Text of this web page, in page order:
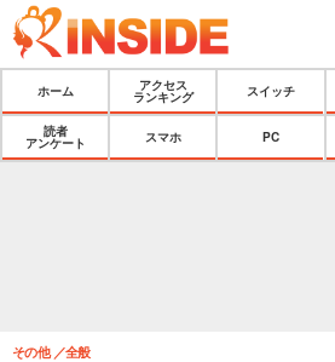
ホーム
アクセス
ランキング
スイッチ
読者
アンケート
スマホ PC
その他 全般